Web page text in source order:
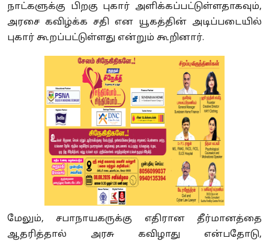
நாட்களுக்கு பிறகு புகார் அளிக்கப்பட்டுள்ளதாகவும்,
அரசை கவிழ்க்க சதி என யூகத்தின் அடிப்படையில்
புகார் கூறப்பட்டுள்ளது என்றும் கூறினார்.
மேலும், சபாநாயகருக்கு எதிரான தீர்மானத்தை
ஆதரித்தால் அரசு கவிழாது என்பதோடு,